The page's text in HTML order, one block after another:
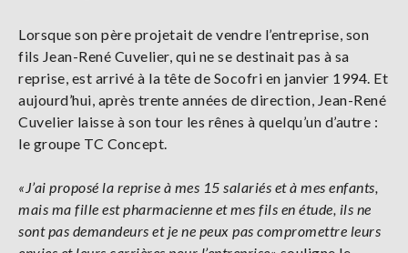
Lorsque son père projetait de vendre l’entreprise, son
fils Jean-René Cuvelier, qui ne se destinait pas à sa
reprise, est arrivé à la tête de Socofri en janvier 1994. Et
aujourd’hui, après trente années de direction, Jean-René
Cuvelier laisse à son tour les rênes à quelqu’un d’autre :
le groupe TC Concept.
«J’ai proposé la reprise à mes 15 salariés et à mes enfants,
mais ma fille est pharmacienne et mes fils en étude, ils ne
sont pas demandeurs et je ne peux pas compromettre leurs